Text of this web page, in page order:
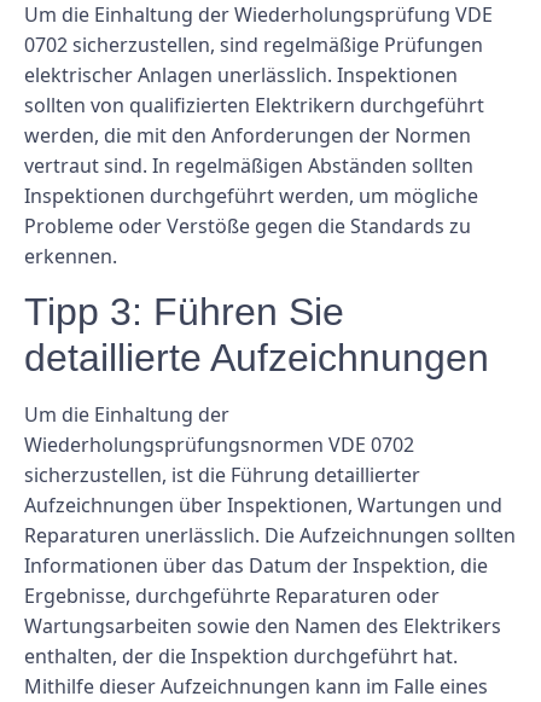
Um die Einhaltung der Wiederholungsprüfung VDE
0702 sicherzustellen, sind regelmäßige Prüfungen
elektrischer Anlagen unerlässlich. Inspektionen
sollten von qualifizierten Elektrikern durchgeführt
werden, die mit den Anforderungen der Normen
vertraut sind. In regelmäßigen Abständen sollten
Inspektionen durchgeführt werden, um mögliche
Probleme oder Verstöße gegen die Standards zu
erkennen.
Tipp 3: Führen Sie
detaillierte Aufzeichnungen
Um die Einhaltung der
Wiederholungsprüfungsnormen VDE 0702
sicherzustellen, ist die Führung detaillierter
Aufzeichnungen über Inspektionen, Wartungen und
Reparaturen unerlässlich. Die Aufzeichnungen sollten
Informationen über das Datum der Inspektion, die
Ergebnisse, durchgeführte Reparaturen oder
Wartungsarbeiten sowie den Namen des Elektrikers
enthalten, der die Inspektion durchgeführt hat.
Mithilfe dieser Aufzeichnungen kann im Falle eines